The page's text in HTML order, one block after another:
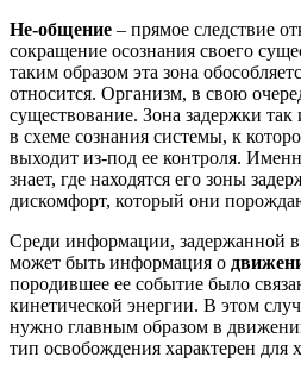
Не-общение – прямое следствие
сокращение осознания своего
таким образом эта зона
относится. Организм, в свою
существование. Зона задержки так
в схеме сознания системы, к
выходит из-под ее контроля.
знает, где находятся его зоны
дискомфорт, который они
Среди информации, задержанной в
может быть информация о
породившее ее событие было
кинетической энергии. В этом
нужно главным образом в
тип освобождения характерен для